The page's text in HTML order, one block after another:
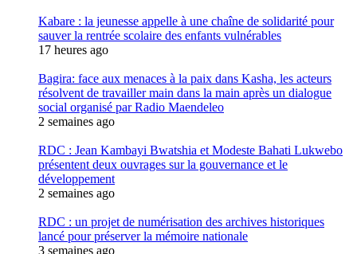
Kabare : la jeunesse appelle à une chaîne de solidarité pour
sauver la rentrée scolaire des enfants vulnérables
17 heures ago
Bagira: face aux menaces à la paix dans Kasha, les acteurs
résolvent de travailler main dans la main après un dialogue
social organisé par Radio Maendeleo
2 semaines ago
RDC : Jean Kambayi Bwatshia et Modeste Bahati Lukwebo
présentent deux ouvrages sur la gouvernance et le
développement
2 semaines ago
RDC : un projet de numérisation des archives historiques
lancé pour préserver la mémoire nationale
3 semaines ago